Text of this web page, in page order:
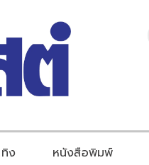
ง หนังสือพิมพ์